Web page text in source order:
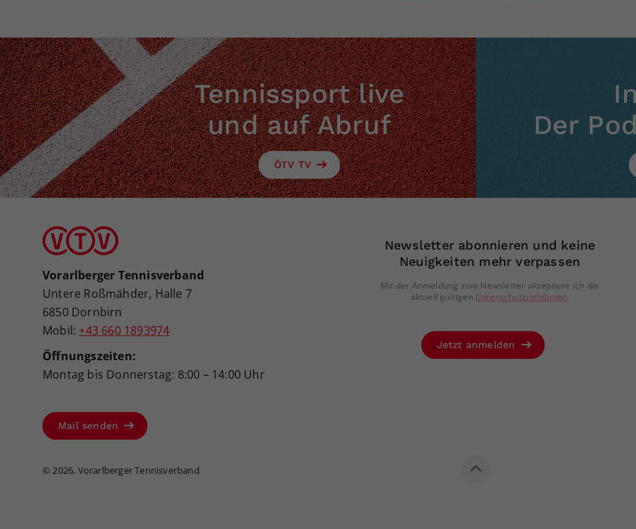
Tennissport live
und auf Abruf
ÖTV TV
Der
Vorarlberger Tennisverband
Untere Roßmähder, Halle 7
6850 Dornbirn
Mobil: +43 660 1893974
Öffnungszeiten:
Montag bis Donnerstag: 8:00 – 14:00 Uhr
Mail senden
Newsletter abonnieren und keine
Neuigkeiten mehr verpassen
Mit der Anmeldung zum Newsletter akzeptiere ich die
aktuell gültigen Datenschutzrichtlinien.
Jetzt anmelden
©2026, Vorarlberger Tennisverband